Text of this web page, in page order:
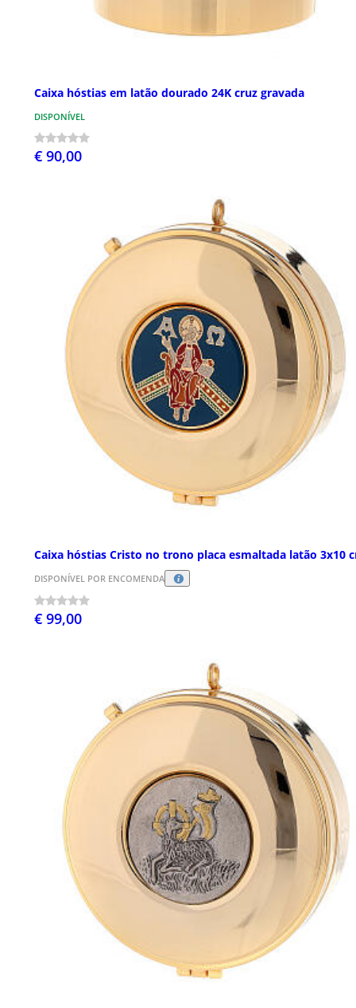
Caixa hóstias em latão dourado 24K cruz gravada
DISPONÍVEL
€ 90,00
Caixa hóstias Cristo no trono placa esmaltada latão 3x10
DISPONÍVEL POR ENCOMENDA
€ 99,00